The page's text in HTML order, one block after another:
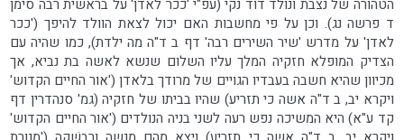
הטהורה של נצבת ונולד דוד נקי (עפ"י 'ככר לאדן' על בראשית רבה סימן
ד פרשה נג). וכן על פי מחשבות האם יכול לצאת הוולד להיפך ('ככר
לאדן' על מדרש 'שיר השירים רבה' דף ב ד"ה מה ילדת), כמו שהיה עם
הצדיק המופלא חזקיה המלך עליו השלום שנשא לאשה בת נביא, אך
מכיוון שהיא חשבה בעבדיו הגויים של מרודך בלאדן ('אור החיים הקדוש'
ויקרא יב, ב ד"ה אשה כי תזריע) שהיו בביתו של חזקיה (גמ' סנהדרין דף
קד ע"א) היא המשיכה נפש רעה לשני בניה הנולדים ('אור החיים הקדוש'